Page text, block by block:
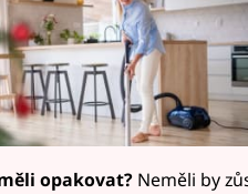
opakovat? Neměli by